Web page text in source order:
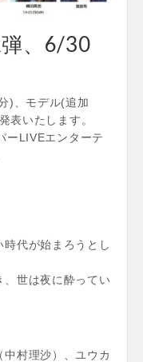
、6/30
)、モデル(追加
表いたします。
ーLIVEエンターテ
代が始まろうとし
世は夜に酔ってい
村理沙）、ユウカ